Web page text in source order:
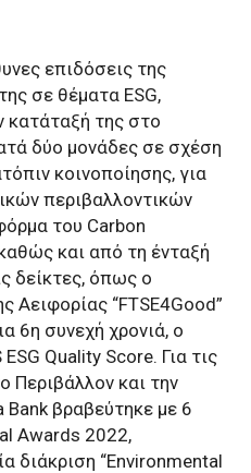
επιδόσεις της
σε θέματα ESG,
κατάταξή της στο
δύο μονάδες σε σχέση
κοινοποίησης, για
περιβαλλοντικών
του Carbon
και από τη ένταξή
δείκτες, όπως ο
Αειφορίας “FTSE4Good”
6η συνεχή χρονιά, ο
Quality Score. Για τις
Περιβάλλον και την
Bank βραβεύτηκε με 6
Awards 2022,
διάκριση “Environmental